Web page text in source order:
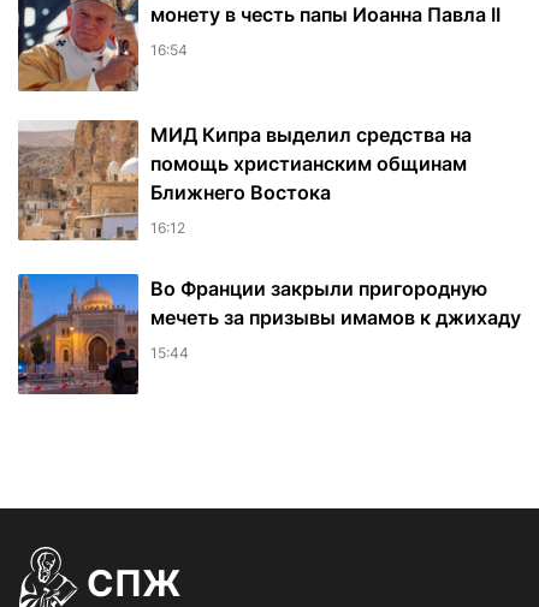
монету в честь папы Иоанна Павла II
16:54
МИД Кипра выделил средства на
помощь христианским общинам
Ближнего Востока
16:12
Во Франции закрыли пригородную
мечеть за призывы имамов к джихаду
15:44
СПЖ